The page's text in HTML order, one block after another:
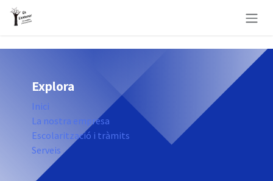
Skip to Content
Explora
Inici
La nostra empresa
Escolarització i tràmits
Serveis